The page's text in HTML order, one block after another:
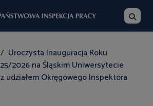
Uroczysta Inauguracja Roku
2026 na Śląskim Uniwersytecie
udziałem Okręgowego Inspektora
Szukaj